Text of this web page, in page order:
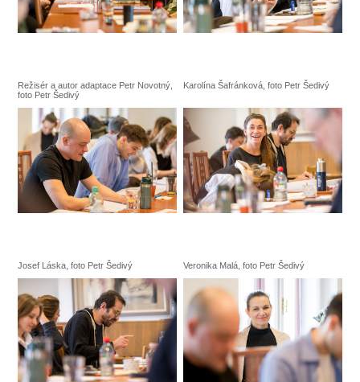
Režisér a autor adaptace Petr Novotný,
foto Petr Šedivý
Karolína Šafránková, foto Petr Šedivý
Josef Láska, foto Petr Šedivý Veronika Malá, foto Petr Šedivý